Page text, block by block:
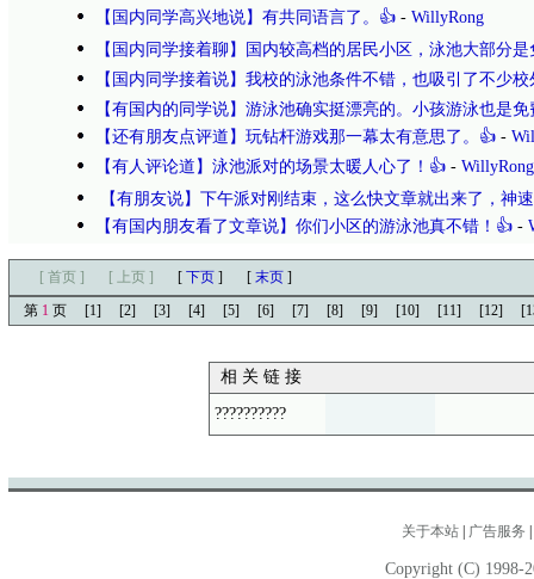
【国内同学高兴地说】有共同语言了。👍 - WillyRong
【国内同学接着聊】国内较高档的居民小区，泳池大部分
【国内同学接着说】我校的泳池条件不错，也吸引了不少
【有国内的同学说】游泳池确实挺漂亮的。小孩游泳也是
【还有朋友点评道】玩钻杆游戏那一幕太有意思了。👍 -
【有人评论道】泳池派对的场景太暖人心了！👍 - WillyRong
【有朋友说】下午派对刚结束，这么快文章就出来了，神
【有国内朋友看了文章说】你们小区的游泳池真不错！👍 -
[ 首页 ] [ 上页 ] [ 下页 ] [ 末页 ]
第 1 页 [1] [2] [3] [4] [5] [6] [7] [8] [9] [10] [11] [12]
相 关 链 接
??????????
关于本站 广告服务
Copyright (C) 1998-